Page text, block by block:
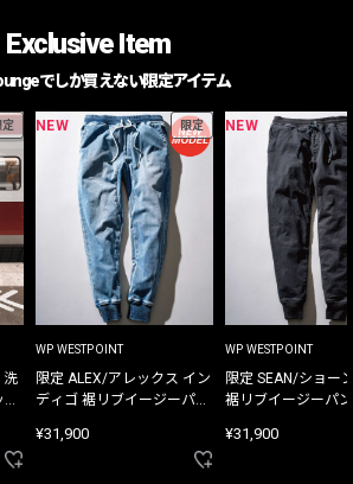
Exclusive Item
でしか買えない限定アイテム
定
洗
NEW 限定
WP WESTPOINT
限定 ALEX/アレックス イン
ディゴ 裾リブイージーパン
¥31,900
NEW
WP WESTPOINT
限定 SEAN/ショー
裾リブイージーパ
¥31,900